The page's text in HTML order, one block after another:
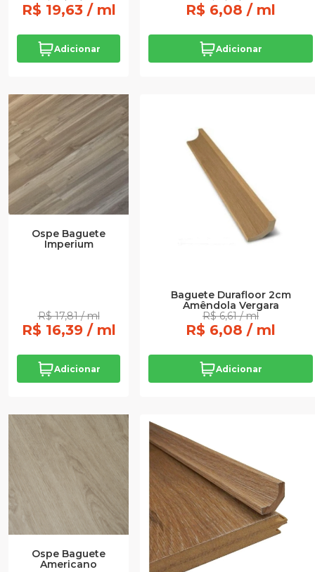
R$ 19,63 / ml
Adicionar
R$ 6,08 / ml
Adicionar
Ospe Baguete
Imperium
R$ 17,81 / ml
R$ 16,39 / ml
Adicionar
Baguete Durafloor 2cm
Amêndola Vergara
R$ 6,61 / ml
R$ 6,08 / ml
Adicionar
Ospe Baguete
Americano